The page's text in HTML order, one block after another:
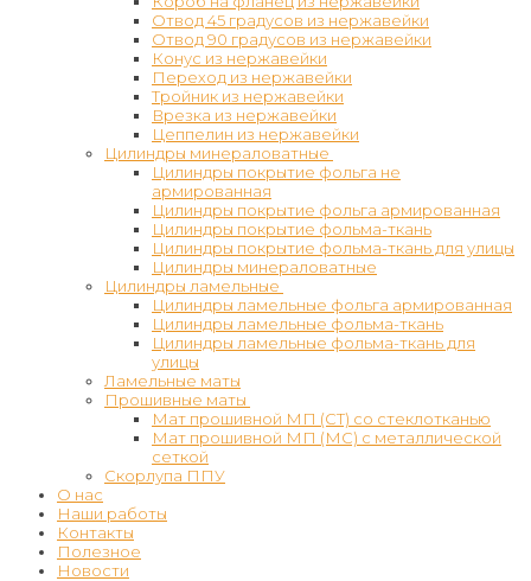
Отвод 45 градусов из нержавейки
Отвод 90 градусов из нержавейки
Конус из нержавейки
Переход из нержавейки
Тройник из нержавейки
Врезка из нержавейки
Цеппелин из нержавейки
Цилиндры минераловатные
Цилиндры покрытие фольга не
армированная
Цилиндры покрытие фольга армированная
Цилиндры покрытие фольма-ткань
Цилиндры покрытие фольма-ткань для улицы
Цилиндры минераловатные
Цилиндры ламельные
Цилиндры ламельные фольга армированная
Цилиндры ламельные фольма-ткань
Цилиндры ламельные фольма-ткань для
улицы
Ламельные маты
Прошивные маты
Мат прошивной МП (СТ) со стеклотканью
Мат прошивной МП (МС) с металлической
сеткой
Скорлупа ППУ
О нас
Наши работы
Контакты
Полезное
Новости